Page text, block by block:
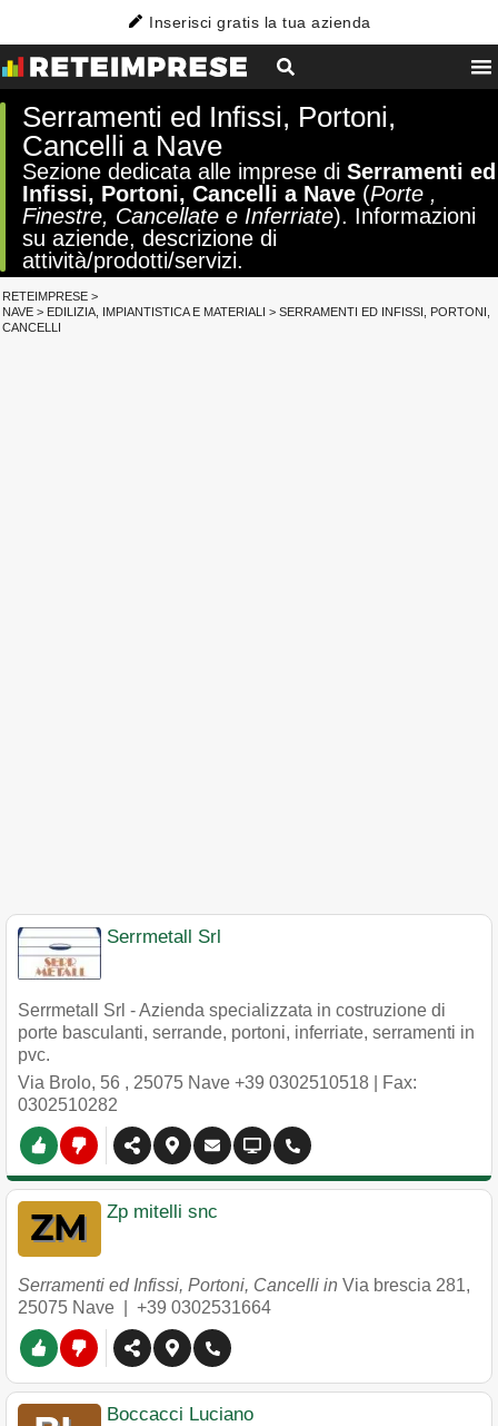
Inserisci gratis la tua azienda
Serramenti ed Infissi, Portoni,
Cancelli a Nave
Sezione dedicata alle imprese di Serramenti ed
Infissi, Portoni, Cancelli a Nave (Porte ,
Finestre, Cancellate e Inferriate). Informazioni
su aziende, descrizione di
attività/prodotti/servizi.
RETEIMPRESE >
NAVE > EDILIZIA, IMPIANTISTICA E MATERIALI > SERRAMENTI ED INFISSI, PORTONI,
CANCELLI
Serrmetall Srl
Serrmetall Srl - Azienda specializzata in costruzione di
porte basculanti, serrande, portoni, inferriate, serramenti in
pvc.
Via Brolo, 56 , 25075 Nave +39 0302510518 | Fax:
0302510282
Zp mitelli snc
Serramenti ed Infissi, Portoni, Cancelli in Via brescia 281,
25075 Nave +39 0302531664
Boccacci Luciano